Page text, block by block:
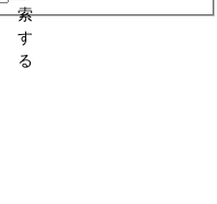
索
す
る